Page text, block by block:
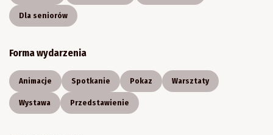
Dla seniorów
Forma wydarzenia
Animacje Spotkanie Pokaz Warsztaty
Wystawa Przedstawienie